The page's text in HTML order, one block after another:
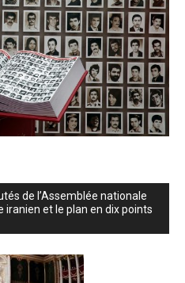
de l’Assemblée nationale
et le plan en dix points